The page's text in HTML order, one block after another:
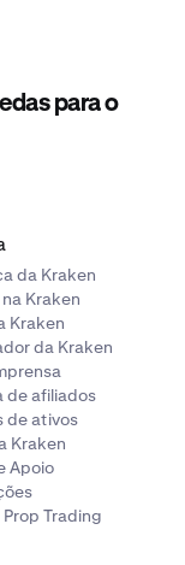
financeira)
transferências
da
depósitos e
entre bancos
(SCT Inst)
de 2017 em
opcional
suportar
sua conta
para o
da Kraken
Kraken
Kraken
da Kraken
de afiliados
de ativos
Kraken
Apoio
Trading